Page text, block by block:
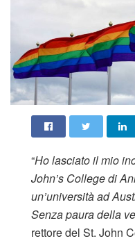
“Ho lasciato il mio
John’s College di
un’università ad
Senza paura della
rettore del St. John